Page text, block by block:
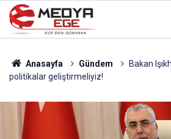
Anasayfa Gündem
Bakan
politikalar geliştirmeliyiz!